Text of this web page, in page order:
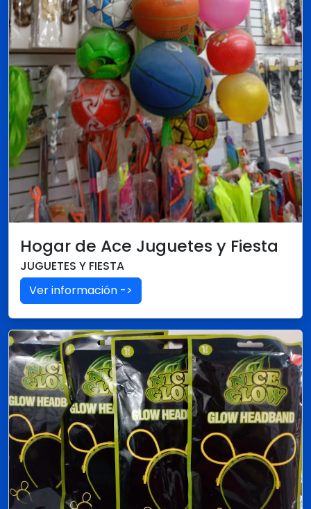
Hogar de Ace Juguetes y Fiesta
JUGUETES Y FIESTA
Ver información ->